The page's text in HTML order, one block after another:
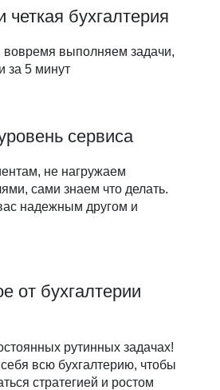
четкая бухгалтерия
вовремя выполняем задачи,
за 5 минут
сервиса
не нагружаем
сами знаем что делать.
надежным другом и
от бухгалтерии
рутинных задачах!
всю бухгалтерию, чтобы
стратегией и ростом